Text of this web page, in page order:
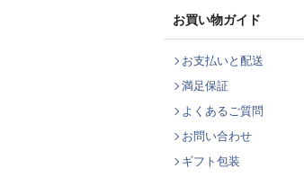
お買い物ガイド
お支払いと配送
満足保証
よくあるご質問
お問い合わせ
ギフト包装